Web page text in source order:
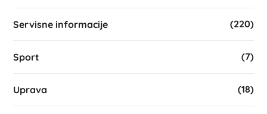
Servisne informacije (220)
Sport (7)
Uprava (18)